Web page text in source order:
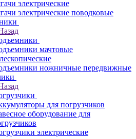
электрические
электрические поводковые
мачтовые
ножничные передвижные
для погрузчиков
оборудование для
электрические